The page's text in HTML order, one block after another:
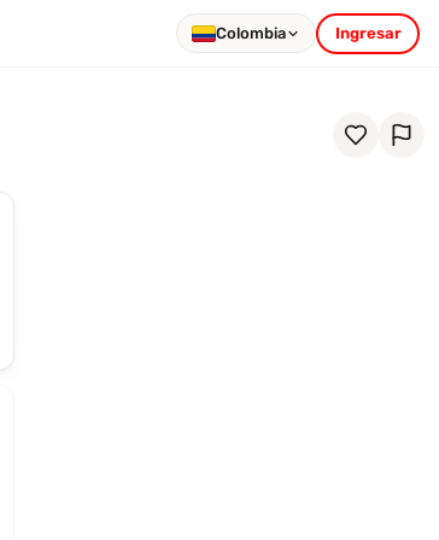
Colombia Ingresar